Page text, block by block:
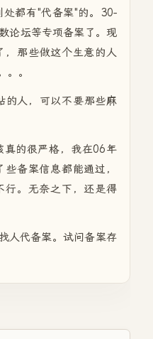
都有"代备案"的。30-
论坛等专项备案了。现
，那些做这个生意的人
。。
人，可以不要那些麻
的很严格，我在06年
备案信息都能通过，
行。无奈之下，还是得
代备案。试问备案存